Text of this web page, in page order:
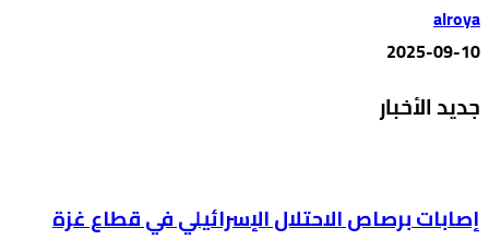
alroya
2025-09-10
جديد الأخبار
إصابات برصاص الاحتلال الإسرائيلي في قطاع غزة